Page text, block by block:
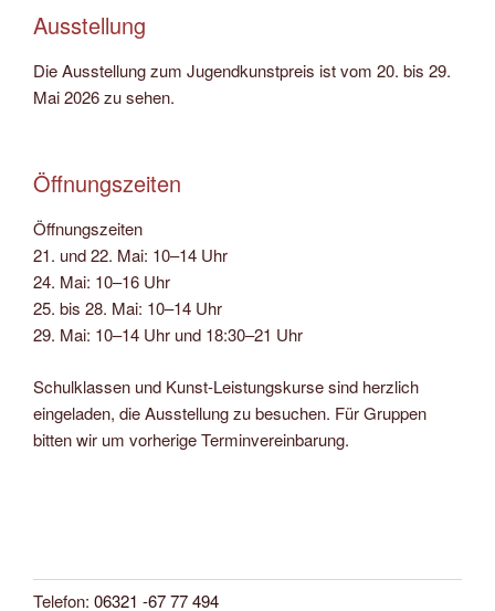
Ausstellung
Die Ausstellung zum Jugendkunstpreis ist vom 20. bis 29.
Mai 2026 zu sehen.
Öffnungszeiten
Öffnungszeiten
21. und 22. Mai: 10–14 Uhr
24. Mai: 10–16 Uhr
25. bis 28. Mai: 10–14 Uhr
29. Mai: 10–14 Uhr und 18:30–21 Uhr
Schulklassen und Kunst-Leistungskurse sind herzlich
eingeladen, die Ausstellung zu besuchen. Für Gruppen
bitten wir um vorherige Terminvereinbarung.
Telefon: 06321 -67 77 494